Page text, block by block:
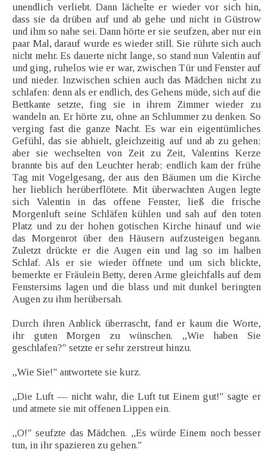
unendlich verliebt. Dann lächelte er wieder vor sich hin,
dass sie da drüben auf und ab gehe und nicht in Güstrow
und ihm so nahe sei. Dann hörte er sie seufzen, aber nur ein
paar Mal, darauf wurde es wieder still. Sie rührte sich auch
nicht mehr. Es dauerte nicht lange, so stand nun Valentin auf
und ging, ruhelos wie er war, zwischen Tür und Fenster auf
und nieder. Inzwischen schien auch das Mädchen nicht zu
schlafen: denn als er endlich, des Gehens müde, sich auf die
Bettkante setzte, fing sie in ihrem Zimmer wieder zu
wandeln an. Er hörte zu, ohne an Schlummer zu denken. So
verging fast die ganze Nacht. Es war ein eigentümliches
Gefühl, das sie abhielt, gleichzeitig auf und ab zu gehen;
aber sie wechselten von Zeit zu Zeit, Valentins Kerze
brannte bis auf den Leuchter herab; endlich kam der frühe
Tag mit Vogelgesang, der aus den Bäumen um die Kirche
her lieblich herüberflötete. Mit überwachten Augen legte
sich Valentin in das offene Fenster, ließ die frische
Morgenluft seine Schläfen kühlen und sah auf den toten
Platz und zu der hohen gotischen Kirche hinauf und wie
das Morgenrot über den Häusern aufzusteigen begann.
Zuletzt drückte er die Augen ein und lag so im halben
Schlaf. Als er sie wieder öffnete und um sich blickte,
bemerkte er Fräulein Betty, deren Arme gleichfalls auf dem
Fenstersims lagen und die blass und mit dunkel beringten
Augen zu ihm herübersah.
Durch ihren Anblick überrascht, fand er kaum die Worte,
ihr guten Morgen zu wünschen. „Wie haben Sie
geschlafen?" setzte er sehr zerstreut hinzu.
„Wie Sie!" antwortete sie kurz.
„Die Luft — nicht wahr, die Luft tut Einem gut!" sagte er
und atmete sie mit offenen Lippen ein.
„O!" seufzte das Mädchen. „Es würde Einem noch besser
tun, in ihr spazieren zu gehen."